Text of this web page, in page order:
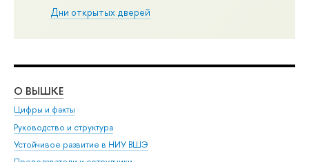
Дни открытых дверей
О ВЫШКЕ
Цифры и факты
Руководство и структура
Устойчивое развитие в НИУ ВШЭ